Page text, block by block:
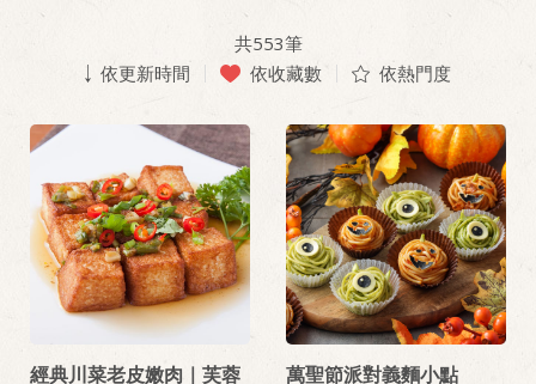
共553筆
依更新時間
依收藏數 依熱門度
經典川菜老皮嫩肉｜芙蓉
萬聖節派對義麵小點